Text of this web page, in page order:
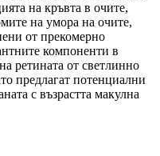
на кръвта в очите,
на умора на очите,
от прекомерно
компоненти в
ретината от светлинно
предлагат потенциални
с възрастта макулна